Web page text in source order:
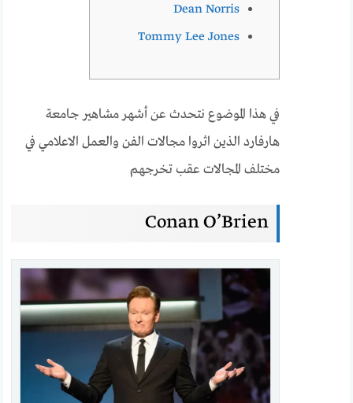
Dean Norris
Tommy Lee Jones
في هذا الموضوع نتحدث عن أشهر مشاهير جامعة
هارفارد الذين اثروا مجالات الفن والعمل الاعلامي في
مختلف المجالات عقب تخرجهم
Conan O’Brien